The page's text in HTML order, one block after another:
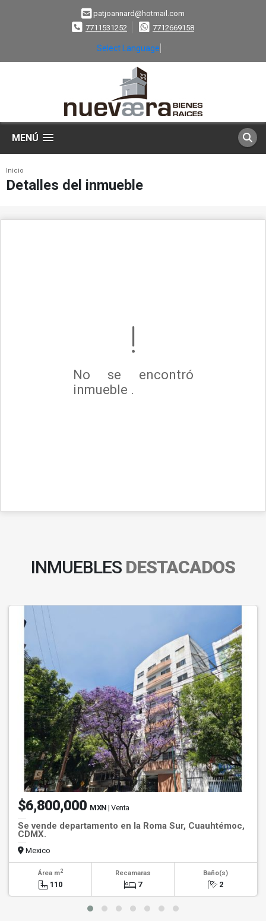
patjoannard@hotmail.com
7711531252
7712669158
Select Language
MENÚ
Inicio
Detalles del inmueble
No se encontró
inmueble .
INMUEBLES DESTACADOS
$6,800,000 MXN | Venta
Se vende departamento en la Roma Sur, Cuauhtémoc,
CDMX.
Mexico
Área m2
110
Recamaras
7
Baño(s)
2